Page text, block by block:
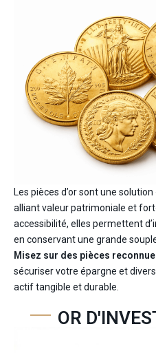
Les pièces d’or sont une
alliant valeur patrimoniale et
accessibilité, elles permettent
en conservant une grande
Misez sur des pièces
sécuriser votre épargne et
actif tangible et durable.
OR